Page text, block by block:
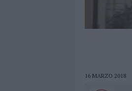
16 MARZO 2018